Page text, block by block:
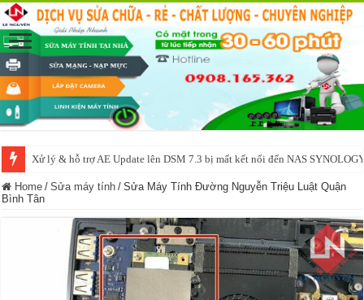
Xử lý & hỗ trợ AE Update lên DSM 7.3 bị mất kết nối đến NAS
NAS IO DATA N3160 2BAY 4BAY – chạy SYNOLOGY, OMV, CASA
Home / Sửa máy tính / Sửa Máy Tính Đường Nguyễn Triệu Luật Quận
Bình Tân